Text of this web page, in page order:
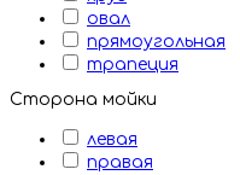
овал
прямоугольная
трапеция
Сторона мойки
левая
правая